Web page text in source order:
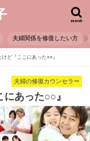
search
夫婦関係を修復したい方
ど『ここにあった○○』
夫婦の修復カウンセラー
あった○○』